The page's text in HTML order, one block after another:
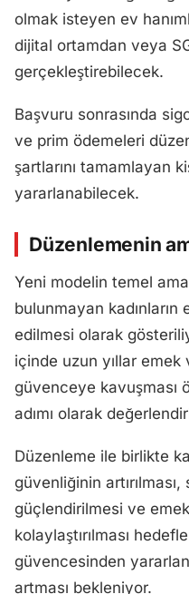
olmak isteyen ev
dijital ortamdan veya
gerçekleştirebilecek.
Başvuru sonrasında
ve prim ödemeleri
şartlarını tamamlayan
yararlanabilecek.
Düzenlemenin
Yeni modelin temel
bulunmayan
edilmesi olarak
içinde uzun yıllar emek
güvenceye kavuşması
adımı olarak
Düzenleme ile birlikte
güvenliğinin
güçlendirilmesi ve
kolaylaştırılması
güvencesinden
artması bekleniyor.